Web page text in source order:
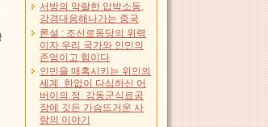
서방의 악랄한 압박소동,
강경대응해나가는 중국
론설 : 조선로동당의 위력
이자 우리 국가와 인민의
존엄이고 힘이다
인민을 매혹시키는 위인의
세계 한없이 다심하신 어
버이의 정 강동군식료공
장에 깃든 가슴뜨거운 사
랑의 이야기